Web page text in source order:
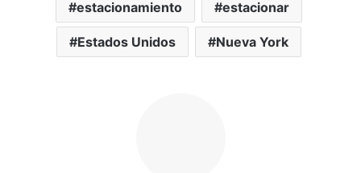
estacionamiento estacionar
Estados Unidos Nueva York